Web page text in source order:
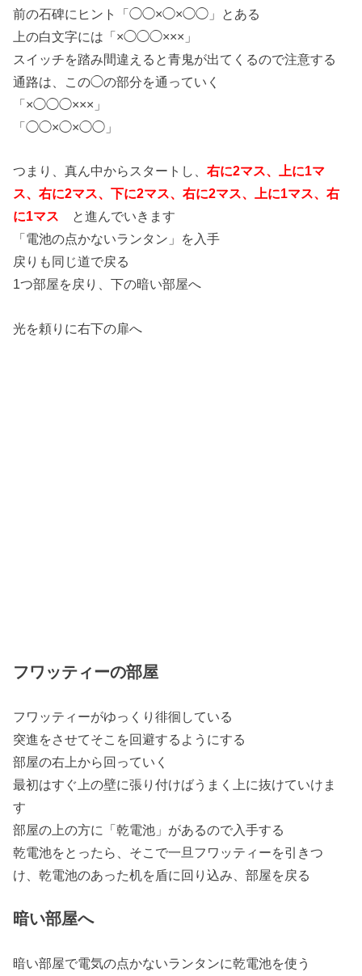
前の石碑にヒント「◯◯×◯×◯◯」とある
上の白文字には「×◯◯◯×××」
スイッチを踏み間違えると青鬼が出てくるので注意する
通路は、この◯の部分を通っていく
「×◯◯◯×××」
「◯◯×◯×◯◯」
つまり、真ん中からスタートし、右に2マス、上に1マ
ス、右に2マス、下に2マス、右に2マス、上に1マス、右
に1マス と進んでいきます
「電池の点かないランタン」を入手
戻りも同じ道で戻る
1つ部屋を戻り、下の暗い部屋へ
光を頼りに右下の扉へ
フワッティーの部屋
フワッティーがゆっくり徘徊している
突進をさせてそこを回避するようにする
部屋の右上から回っていく
最初はすぐ上の壁に張り付けばうまく上に抜けていけま
す
部屋の上の方に「乾電池」があるので入手する
乾電池をとったら、そこで一旦フワッティーを引きつ
け、乾電池のあった机を盾に回り込み、部屋を戻る
暗い部屋へ
暗い部屋で電気の点かないランタンに乾電池を使う